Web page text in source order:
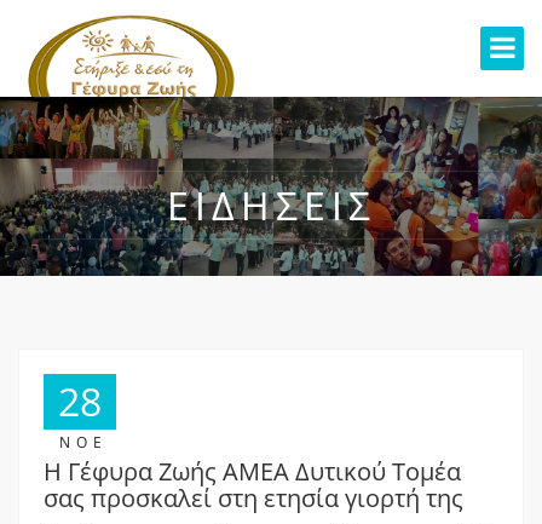
ΕΙΔΉΣΕΙΣ
28
ΝΟΈ
Η Γέφυρα Ζωής ΑΜΕΑ Δυτικού Τομέα
σας προσκαλεί στη ετησία γιορτή της